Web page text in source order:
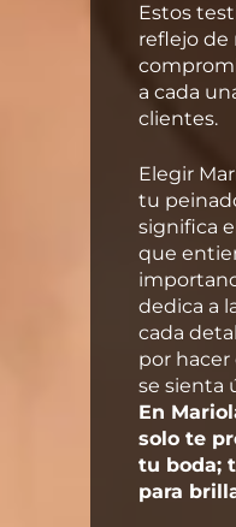
Estos
reflejo de
a cada
clientes.
Elegir
tu
significa
que
dedica a
cada
por hacer
se sienta
En
solo te
tu boda;
para